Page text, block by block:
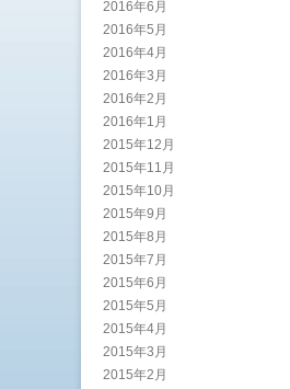
2016年6月
2016年5月
2016年4月
2016年3月
2016年2月
2016年1月
2015年12月
2015年11月
2015年10月
2015年9月
2015年8月
2015年7月
2015年6月
2015年5月
2015年4月
2015年3月
2015年2月